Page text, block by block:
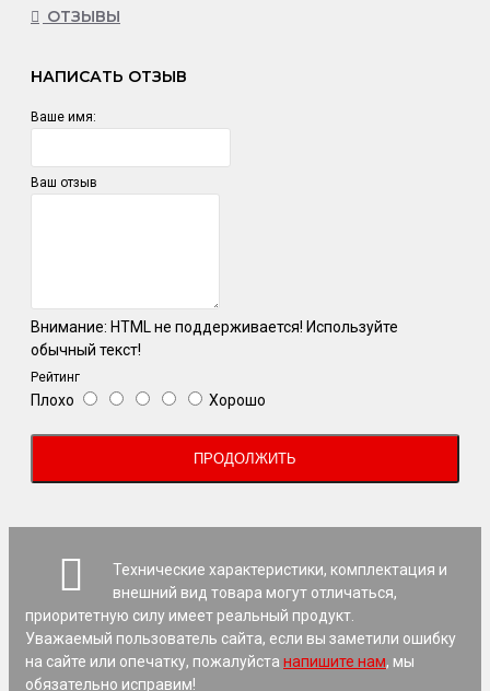
ОТЗЫВЫ
НАПИСАТЬ ОТЗЫВ
Ваше имя:
Ваш отзыв
Внимание: HTML не поддерживается! Используйте
обычный текст!
Рейтинг
Плохо Хорошо
ПРОДОЛЖИТЬ
Технические характеристики, комплектация и
внешний вид товара могут отличаться,
приоритетную силу имеет реальный продукт.
Уважаемый пользователь сайта, если вы заметили ошибку
на сайте или опечатку, пожалуйста напишите нам, мы
обязательно исправим!